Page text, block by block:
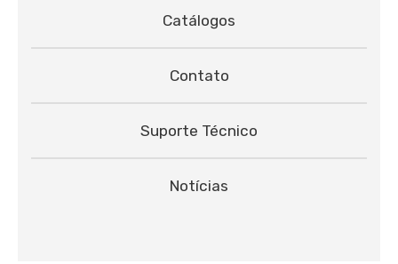
Catálogos
Contato
Suporte Técnico
Notícias